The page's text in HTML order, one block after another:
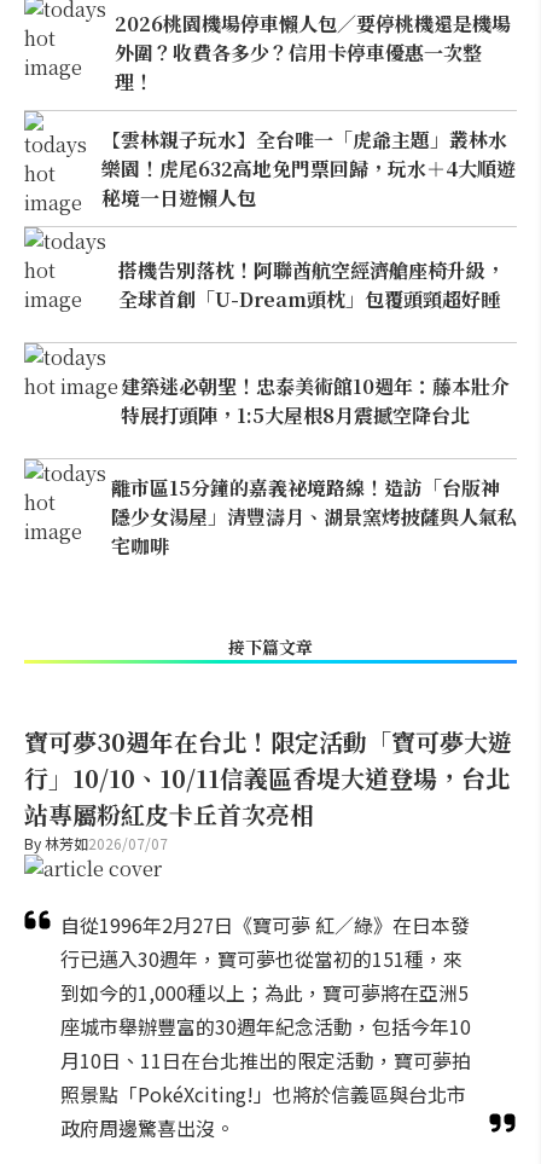
2026桃園機場停車懶人包／要停桃機還是機場
外圍？收費各多少？信用卡停車優惠一次整
理！
【雲林親子玩水】全台唯一「虎爺主題」叢林水
樂園！虎尾632高地免門票回歸，玩水＋4大順遊
秘境一日遊懶人包
搭機告別落枕！阿聯酋航空經濟艙座椅升級，
全球首創「U-Dream頭枕」包覆頭頸超好睡
建築迷必朝聖！忠泰美術館10週年：藤本壯介
特展打頭陣，1:5大屋根8月震撼空降台北
離市區15分鐘的嘉義祕境路線！造訪「台版神
隱少女湯屋」清豐濤月、湖景窯烤披薩與人氣私
宅咖啡
接下篇文章
寶可夢30週年在台北！限定活動「寶可夢大遊
行」10/10、10/11信義區香堤大道登場，台北
站專屬粉紅皮卡丘首次亮相
By林芳如2026/07/07
自從1996年2月27日《寶可夢 紅／綠》在日本發
行已邁入30週年，寶可夢也從當初的151種，來
到如今的1,000種以上；為此，寶可夢將在亞洲5
座城市舉辦豐富的30週年紀念活動，包括今年10
月10日、11日在台北推出的限定活動，寶可夢拍
照景點「PokéXciting!」也將於信義區與台北市
政府周邊驚喜出沒。